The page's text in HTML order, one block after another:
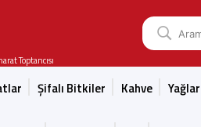
Toptancısı
Şifalı Bitkiler Kahve Yağlar